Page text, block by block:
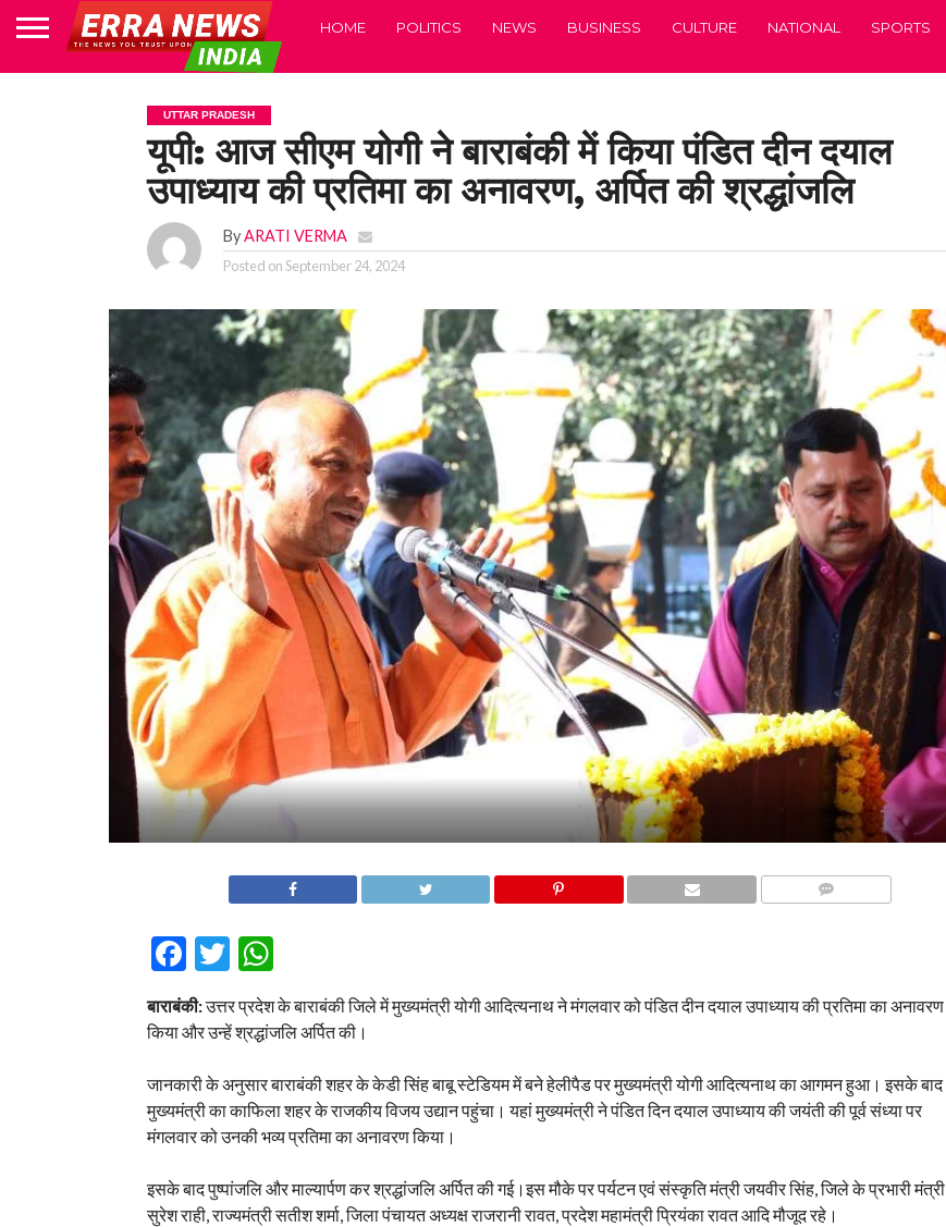
HOME POLITICS NEWS BUSINESS CULTURE NATIONAL SPORTS
UTTAR PRADESH
यूपी: आज सीएम योगी ने बाराबंकी में किया पंडित दीन दयाल
उपाध्याय की प्रतिमा का अनावरण, अर्पित की श्रद्धांजलि
ByARATI VERMA
Posted onSeptember 24, 2024
Facebook
Twitter
WhatsApp
बाराबंकी:उत्तर प्रदेश के बाराबंकी जिले में मुख्यमंत्री योगी आदित्यनाथ ने मंगलवार को पंडित दीन दयाल उपाध्याय की प्रतिमा का अनावरण
किया और उन्हें श्रद्धांजलि अर्पित की।
जानकारी के अनुसार बाराबंकी शहर के केडी सिंह बाबू स्टेडियम में बने हेलीपैड पर मुख्यमंत्री योगी आदित्यनाथ का आगमन हुआ। इसके बाद
मुख्यमंत्री का काफिला शहर के राजकीय विजय उद्यान पहुंचा। यहां मुख्यमंत्री ने पंडित दिन दयाल उपाध्याय की जयंती की पूर्व संध्या पर
मंगलवार को उनकी भव्य प्रतिमा का अनावरण किया।
इसके बाद पुष्पांजलि और माल्यार्पण कर श्रद्धांजलि अर्पित की गई।इस मौके पर पर्यटन एवं संस्कृति मंत्री जयवीर सिंह, जिले के प्रभारी मंत्री
सुरेश राही, राज्यमंत्री सतीश शर्मा, जिला पंचायत अध्यक्ष राजरानी रावत, प्रदेश महामंत्री प्रियंका रावत आदि मौजूद रहे।